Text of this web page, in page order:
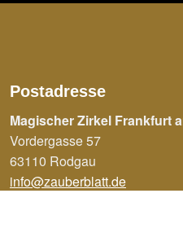
Postadresse
Magischer Zirkel Frankfurt
Vordergasse 57
63110 Rodgau
info@zauberblatt.de